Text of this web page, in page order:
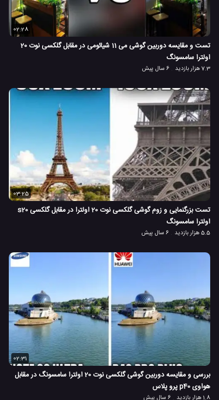
02:28
تست و مقایسه دوربین گوشی می 11 شیائومی در مقابل گلکسی نوت 20
اولترا سامسونگ
7.3 هزار بازدید 6 سال پیش
03:25
تست بزرگنمایی و زوم گوشی گلکسی نوت 20 اولترا در مقابل گلکسی s20
اولترا سامسونگ
5.5 هزار بازدید 6 سال پیش
02:31
بررسی و مقایسه دوربین گوشی گلکسی نوت 20 اولترا سامسونگ در مقابل
هواوی p40 پرو پلاس
1.8 هزار بازدید 6 سال پیش